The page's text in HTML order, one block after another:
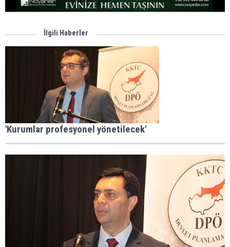
İlgili Haberler
'Kurumlar profesyonel yönetilecek'